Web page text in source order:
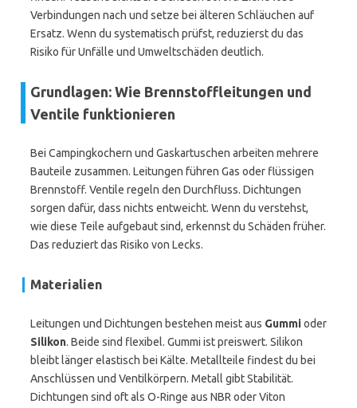
Verbindungen nach und setze bei älteren Schläuchen auf
Ersatz. Wenn du systematisch prüfst, reduzierst du das
Risiko für Unfälle und Umweltschäden deutlich.
Grundlagen: Wie Brennstoffleitungen und
Ventile funktionieren
Bei Campingkochern und Gaskartuschen arbeiten mehrere
Bauteile zusammen. Leitungen führen Gas oder flüssigen
Brennstoff. Ventile regeln den Durchfluss. Dichtungen
sorgen dafür, dass nichts entweicht. Wenn du verstehst,
wie diese Teile aufgebaut sind, erkennst du Schäden früher.
Das reduziert das Risiko von Lecks.
Materialien
Leitungen und Dichtungen bestehen meist aus Gummioder
Silikon. Beide sind flexibel. Gummi ist preiswert. Silikon
bleibt länger elastisch bei Kälte. Metallteile findest du bei
Anschlüssen und Ventilkörpern. Metall gibt Stabilität.
Dichtungen sind oft als O-Ringe aus NBR oder Viton